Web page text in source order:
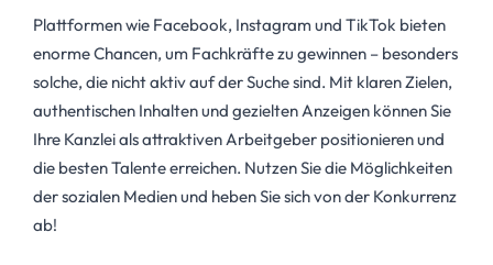
Plattformen wie Facebook, Instagram und TikTok bieten
enorme Chancen, um Fachkräfte zu gewinnen – besonders
solche, die nicht aktiv auf der Suche sind. Mit klaren Zielen,
authentischen Inhalten und gezielten Anzeigen können Sie
Ihre Kanzlei als attraktiven Arbeitgeber positionieren und
die besten Talente erreichen. Nutzen Sie die Möglichkeiten
der sozialen Medien und heben Sie sich von der Konkurrenz
ab!